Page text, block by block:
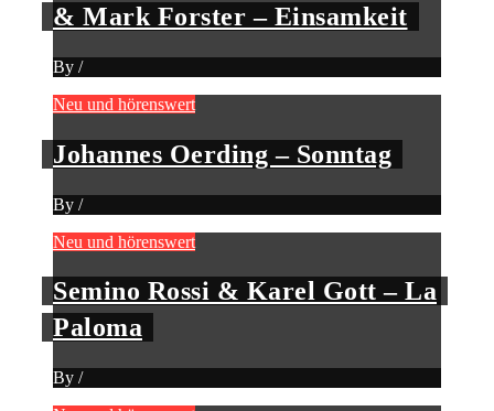
& Mark Forster – Einsamkeit
By /
Neu und hörenswert
Johannes Oerding – Sonntag
By /
Neu und hörenswert
Semino Rossi & Karel Gott – La
Paloma
By /